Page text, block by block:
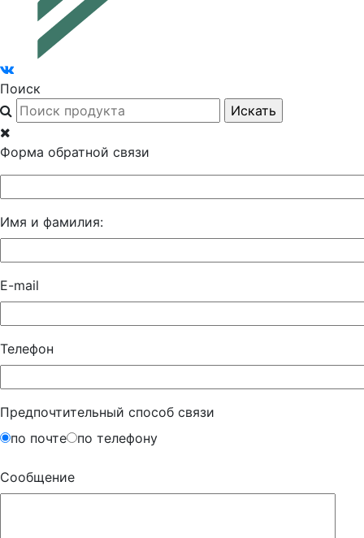
Поиск
Форма обратной связи
Имя и фамилия:
E-mail
Телефон
Предпочтительный способ связи
по почте
по телефону
Сообщение